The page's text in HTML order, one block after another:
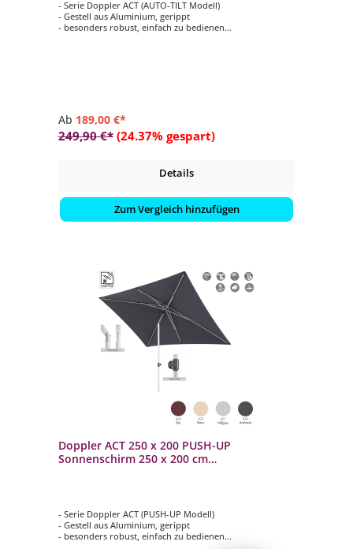
- Serie Doppler ACT (AUTO-TILT Modell)
- Gestell aus Aluminium, gerippt
- besonders robust, einfach zu bedienen
Ab 189,00 €*
249,90 €* (24.37% gespart)
Details
Zum Vergleich hinzufügen
Doppler ACT 250 x 200 PUSH-UP
Sonnenschirm 250 x 200 cm
- Serie Doppler ACT (PUSH-UP Modell)
- Gestell aus Aluminium, gerippt
- besonders robust, einfach zu bedienen